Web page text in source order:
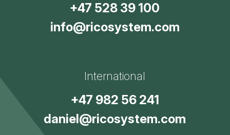
+47 528 39 100
info@ricosystem.com
International
+47 982 56 241
daniel@ricosystem.com